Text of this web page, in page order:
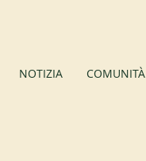
NOTIZIA COMUNITÀ